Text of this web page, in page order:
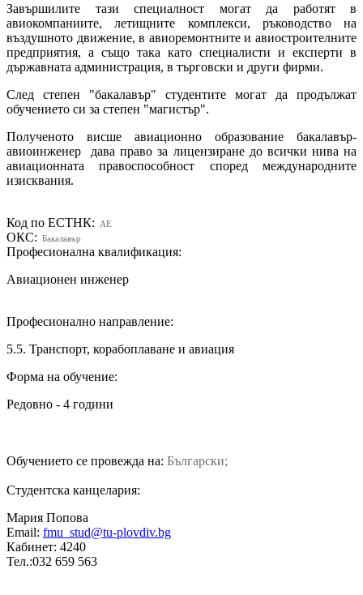
Завършилите тази специалност могат да работят в
авиокомпаниите, летищните комплекси, ръководство на
въздушното движение, в авиоремонтните и авиостроителните
предприятия, а също така като специалисти и експерти в
държавната администрация, в търговски и други фирми.
След степен "бакалавър" студентите могат да продължат
обучението си за степен "магистър".
Полученото висше авиационно образование бакалавър-
авиоинженер дава право за лицензиране до всички нива на
авиационната правоспособност според международните
изисквания.
Код по ЕСТНК: AE
ОКС: Бакалавър
Професионална квалификация:
Авиационен инженер
Професионално направление:
5.5. Транспорт, корабоплаване и авиация
Форма на обучение:
Редовно - 4 години
Обучението се провежда на: Български;
Студентска канцелария:
Мария Попова
Email: fmu_stud@tu-plovdiv.bg
Кабинет: 4240
Тел.:032 659 563